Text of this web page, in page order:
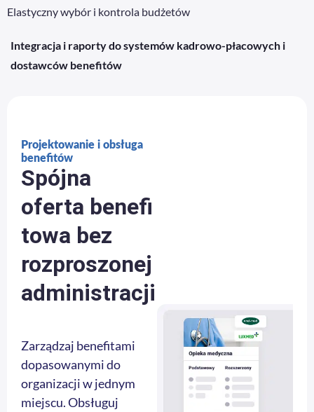
Elastyczny wybór i kontrola budżetów
Integracja i raporty do systemów kadrowo-płacowych i
dostawców benefitów
Projektowanie i obsługa
benefitów
Spójna
oferta benefi
towa bez
rozproszonej
administracji
Zarządzaj benefitami
dopasowanymi do
organizacji w jednym
miejscu. Obsługuj